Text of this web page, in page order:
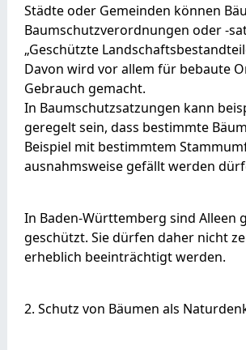
Städte oder Gemeinden können
Baumschutzverordnungen oder -
„Geschützte
Davon wird vor allem für bebaute
Gebrauch gemacht.
In Baumschutzsatzungen kann
geregelt sein, dass bestimmte
Beispiel mit bestimmtem
ausnahmsweise gefällt werden
In Baden-Württemberg sind Alleen
geschützt. Sie dürfen daher nicht
erheblich beeinträchtigt werden.
2. Schutz von Bäumen als